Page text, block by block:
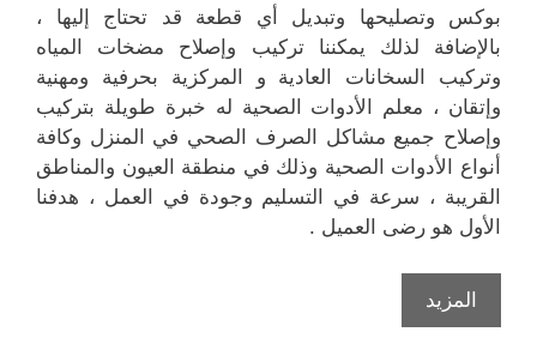
بوكس وتصليحها وتبديل أي قطعة قد تحتاج إليها ،
بالإضافة لذلك يمكننا تركيب وإصلاح مضخات المياه
وتركيب السخانات العادية و المركزية بحرفية ومهنية
وإتقان ، معلم الأدوات الصحية له خبرة طويلة بتركيب
وإصلاح جميع مشاكل الصرف الصحي في المنزل وكافة
أنواع الأدوات الصحية وذلك في منطقة العيون والمناطق
القريبة ، سرعة في التسليم وجودة في العمل ، هدفنا
الأول هو رضى العميل .
المزيد